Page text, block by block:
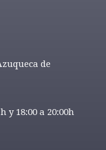
de
y 18:00 a 20:00h